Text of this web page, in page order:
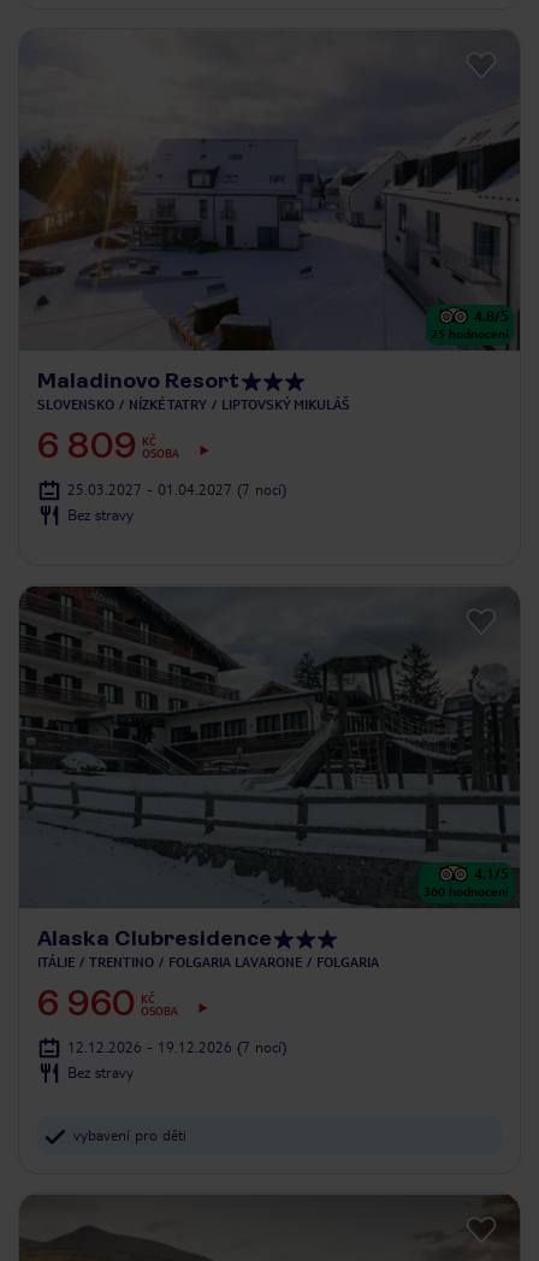
4.8/5
25 hodnocení
Maladinovo Resort
SLOVENSKO NÍZKÉ TATRY LIPTOVSKÝ MIKULÁŠ
6 809
KČ
OSOBA
25.03.2027 - 01.04.2027 (7 nocí)
Bez stravy
4.1/5
360 hodnocení
Alaska Clubresidence
ITÁLIE TRENTINO FOLGARIA LAVARONE FOLGARIA
6 960
KČ
OSOBA
12.12.2026 - 19.12.2026 (7 nocí)
Bez stravy
vybavení pro děti